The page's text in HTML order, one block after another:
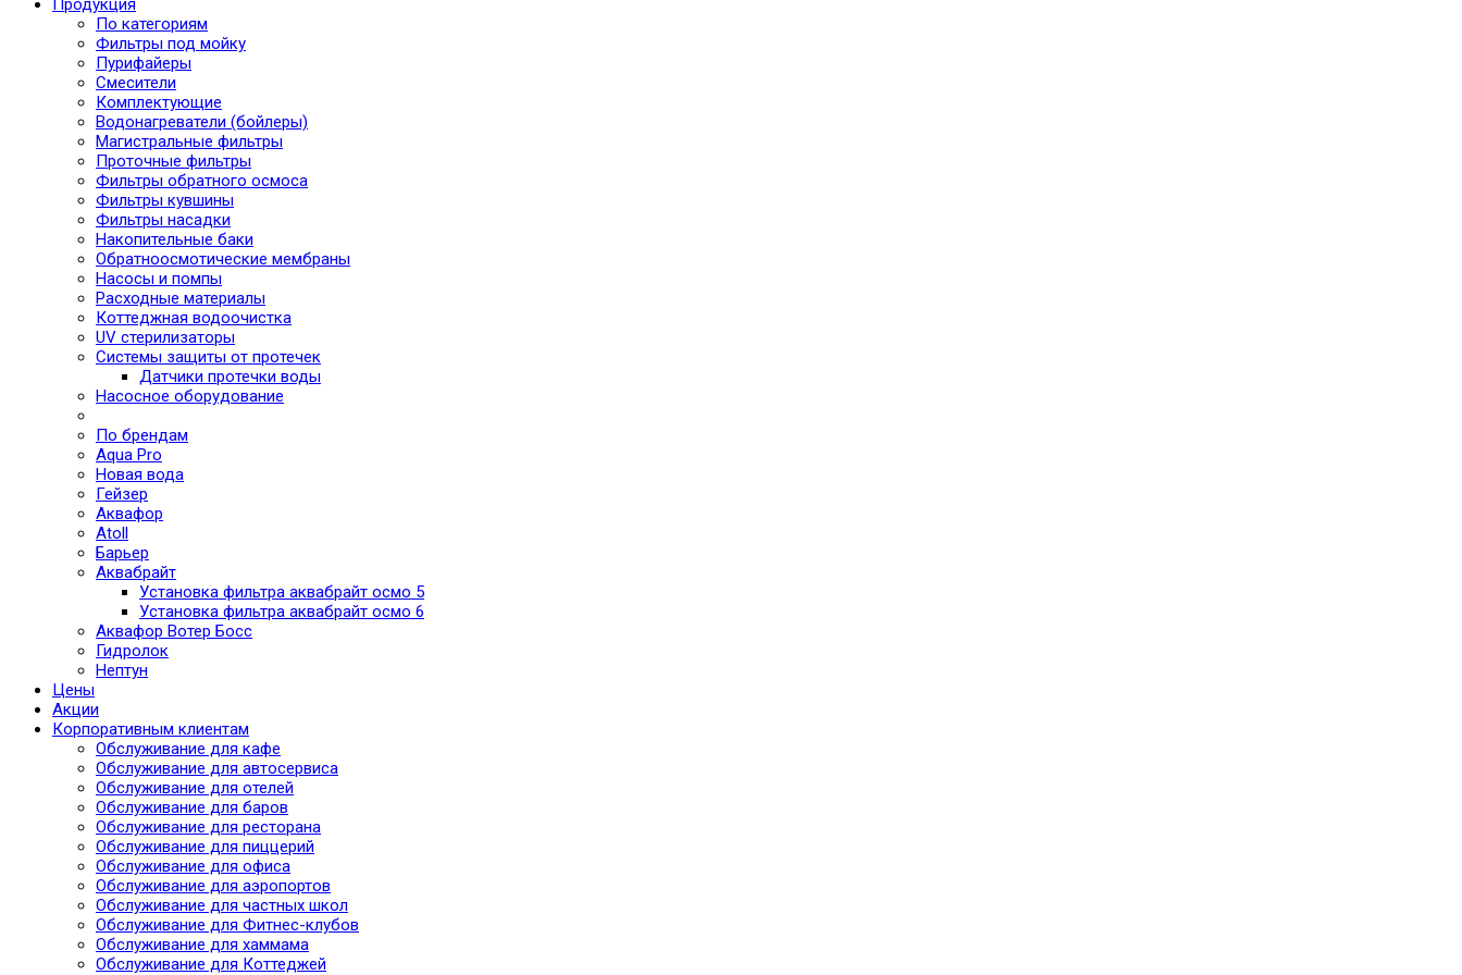
Продукция
По категориям
Фильтры под мойку
Пурифайеры
Смесители
Комплектующие
Водонагреватели (бойлеры)
Магистральные фильтры
Проточные фильтры
Фильтры обратного осмоса
Фильтры кувшины
Фильтры насадки
Накопительные баки
Обратноосмотические мембраны
Насосы и помпы
Расходные материалы
Коттеджная водоочистка
UV стерилизаторы
Системы защиты от протечек
Датчики протечки воды
Насосное оборудование
По брендам
Aqua Pro
Новая вода
Гейзер
Аквафор
Atoll
Барьер
Аквабрайт
Установка фильтра аквабрайт осмо 5
Установка фильтра аквабрайт осмо 6
Аквафор Вотер Босс
Гидролок
Нептун
Цены
Акции
Корпоративным клиентам
Обслуживание для кафе
Обслуживание для автосервиса
Обслуживание для отелей
Обслуживание для баров
Обслуживание для ресторана
Обслуживание для пиццерий
Обслуживание для офиса
Обслуживание для аэропортов
Обслуживание для частных школ
Обслуживание для Фитнес-клубов
Обслуживание для хаммама
Обслуживание для Коттеджей